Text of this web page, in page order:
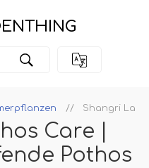
Shangri La
Care |
Pothos